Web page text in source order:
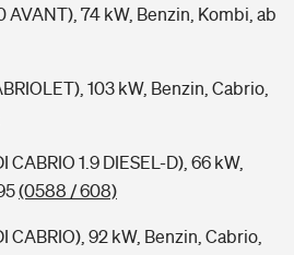
AVANT), 74 kW, Benzin, Kombi, ab
103 kW, Benzin, Cabrio,
1.9 DIESEL-D), 66 kW,
(0588 / 608)
CABRIO), 92 kW, Benzin, Cabrio,